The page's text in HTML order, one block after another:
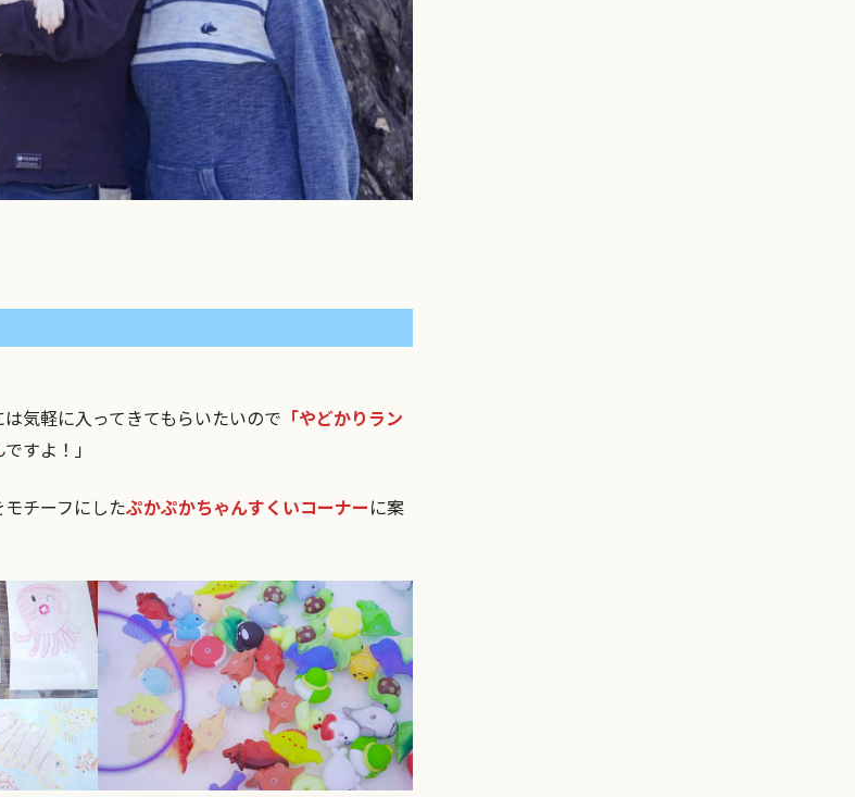
気軽に入ってきてもらいたいので 「やどかりラン
ですよ！」
チーフにしたぷかぷかちゃんすくいコーナーに案